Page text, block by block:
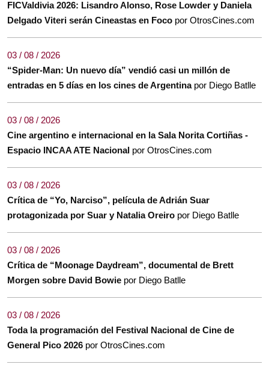
FICValdivia 2026: Lisandro Alonso, Rose Lowder y Daniela
Delgado Viteri serán Cineastas en Foco por OtrosCines.com
03 / 08 / 2026
“Spider-Man: Un nuevo día” vendió casi un millón de
entradas en 5 días en los cines de Argentina por Diego Batlle
03 / 08 / 2026
Cine argentino e internacional en la Sala Norita Cortiñas -
Espacio INCAA ATE Nacional por OtrosCines.com
03 / 08 / 2026
Crítica de “Yo, Narciso”, película de Adrián Suar
protagonizada por Suar y Natalia Oreiro por Diego Batlle
03 / 08 / 2026
Crítica de “Moonage Daydream”, documental de Brett
Morgen sobre David Bowie por Diego Batlle
03 / 08 / 2026
Toda la programación del Festival Nacional de Cine de
General Pico 2026 por OtrosCines.com